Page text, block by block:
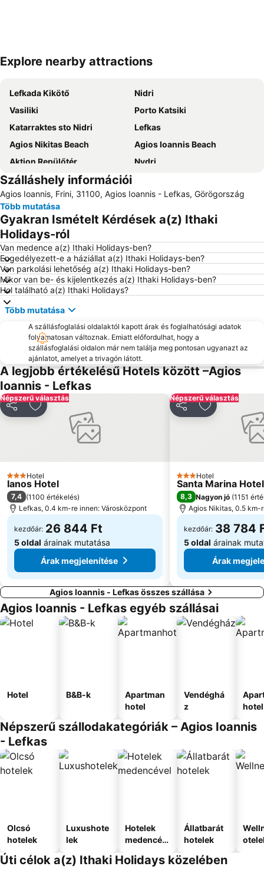
Nagy méretű térkép
Explore nearby attractions
Lefkada Kikötő
Nidri
Vasiliki
Porto Katsiki
Katarraktes sto Nidri
Lefkas
Agios Nikitas Beach
Agios Ioannis Beach
Aktion Repülőtér
Nydri
Port of Preveza
Dimotiko Stadio Leukadas ''Platwnas Grigoris''
Beach of Agios Ioannis
Archaeological Museum of Lefkada
Perigiali
Daily cruises from Lefkada
Traditional Settlement of Agios Ioannis
Beach Ammoudia
Pefkoulia
Kathisma
Mytikas
Monolithi
Ancient Nikopolis
Spilia Tou Papanicoli
Loutsa
Szálláshely információi
Agios Ioannis, Frini, 31100, Agios Ioannis - Lefkas, Görögország
Több mutatása
Gyakran Ismételt Kérdések a(z) Ithaki
Holidays-ról
Van medence a(z) Ithaki Holidays-ben?
Engedélyezett-e a háziállat a(z) Ithaki Holidays-ben?
Van parkolási lehetőség a(z) Ithaki Holidays-ben?
Mikor van be- és kijelentkezés a(z) Ithaki Holidays-ben?
Hol található a(z) Ithaki Holidays?
Több mutatása
A szállásfoglalási oldalaktól kapott árak és foglalhatósági adatok
folyamatosan változnak. Emiatt előfordulhat, hogy a
szállásfoglalási oldalon már nem találja meg pontosan ugyanazt az
ajánlatot, amelyet a trivagón látott.
A legjobb értékelésű Hotels között –Agios
Ioannis - Lefkas
Népszerű választás
MegosztásHozzáadás a kedvencekhez
3 Kategória
Hotel
Ianos Hotel
7,4 (1100 értékelés)
Lefkas, 0.4 km-re innen: Városközpont
kezdőár: 26 844 Ft
5 oldal árainak mutatása
Árak megjelenítése
Népszerű választás
MegosztásHozzáadás
3 Kategória
Hotel
Santa Marina Hotel
8,3 Nagyon jó (1151
Agios Nikitas, 0.5 km-
kezdőár: 38 784
5 oldal árainak
Árak
Agios Ioannis - Lefkas összes szállása
Agios Ioannis - Lefkas egyéb szállásai
Hotel B&B-k
Apartman
hotel
Vendéghá
z
hotel
Népszerű szállodakategóriák – Agios Ioannis
- Lefkas
Olcsó
hotelek
Luxushote
lek
Hotelek
medencév
Állatbarát
hotelek
Úti célok a(z) Ithaki Holidays közelében